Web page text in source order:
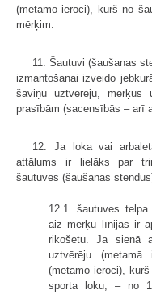
(metamo ieroci), kurš no
mērķim.
11. Šautuvi (šaušanas
izmantošanai izveido
šāviņu uztvērēju, mērķus
prasībām (sacensībās – arī
12. Ja loka vai
attālums ir lielāks par
šautuves (šaušanas
12.1. šautuves
aiz mērķu līnijas ir
rikošetu. Ja sienā
uztvērēju
(metamo ieroci),
sporta loku, – no